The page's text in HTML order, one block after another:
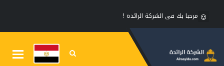
مرحبا بك فى الشركة الرائدة !